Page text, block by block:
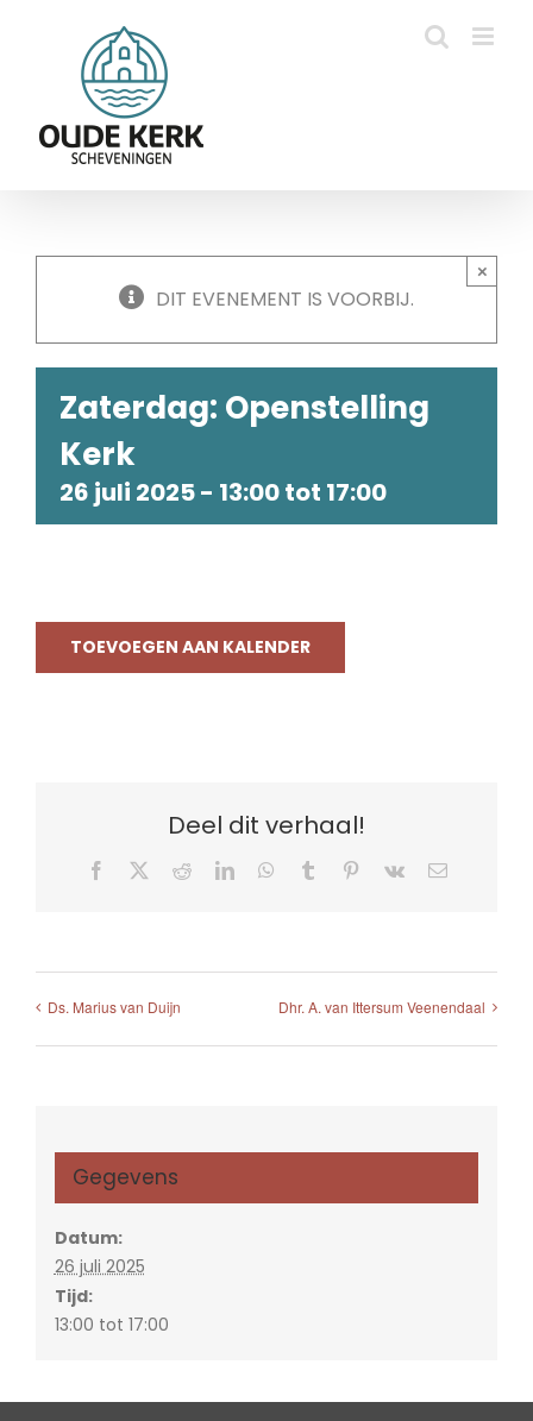
DIT EVENEMENT IS VOORBIJ.
×
Zaterdag: Openstelling
Kerk
26 juli 2025 - 13:00tot 17:00
TOEVOEGEN AAN KALENDER
Deel dit verhaal!
Facebook RedditLinkedInWhatsApp
Tumblr Pinterest
Vk
E-
Ds. Marius van Duijn Dhr. A. van Ittersum Veenendaal
Gegevens
Datum:
26 juli 2025
Tijd:
13:00 tot 17:00